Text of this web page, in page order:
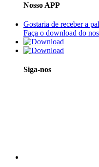
Nosso APP
Gostaria de receber a
Faça o download do
Siga-nos